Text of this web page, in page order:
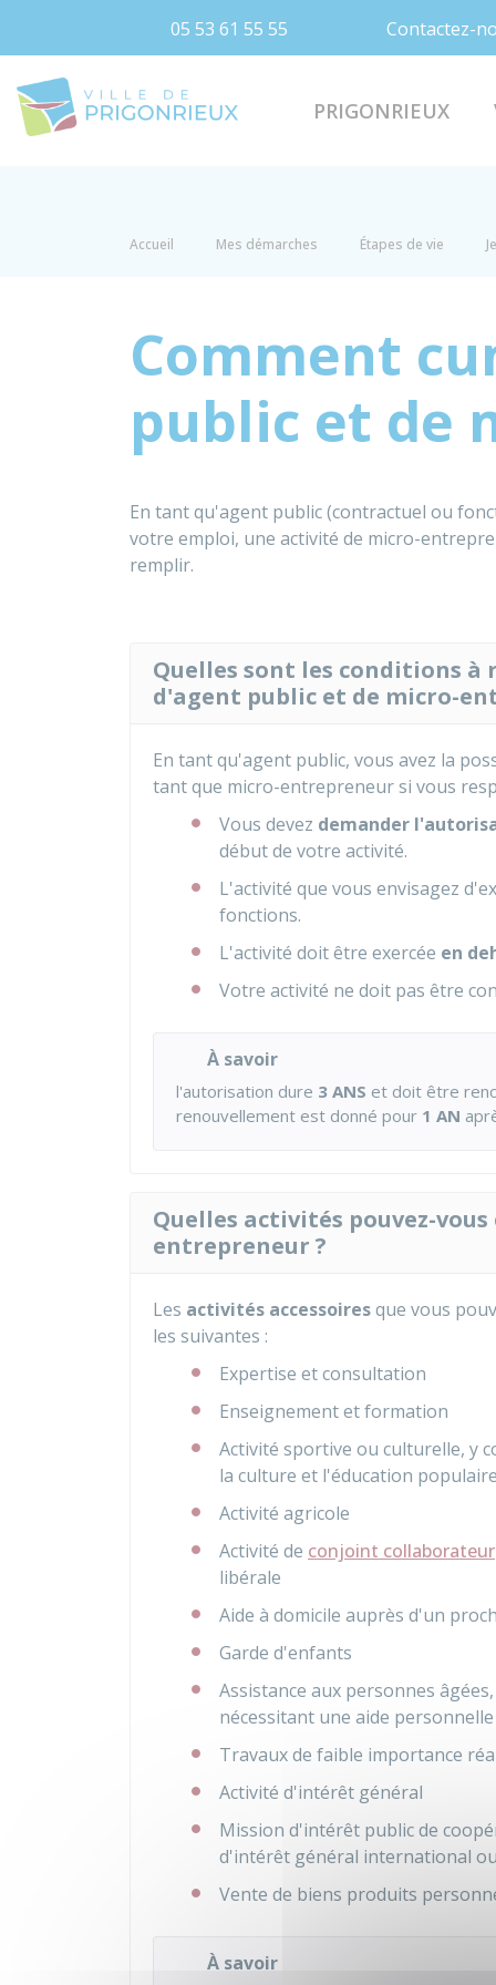
05 53 61 55 55 Contactez-
PRIGONRIEUX
Accueil Mes démarches Étapes de vie
Comment
public et de
En tant qu'agent public (contractuel ou
votre emploi, une activité de micro-
remplir.
Quelles sont les conditions
d'agent public et de micro-
En tant qu'agent public, vous avez la
tant que micro-entrepreneur si vous
Vous devez demander
début de votre activité.
L'activité que vous envisagez
fonctions.
L'activité doit être exercée en
Votre activité ne doit pas être
À savoir
l'autorisation dure 3 ANS et doit être
renouvellement est donné pour 1 AN
Quelles activités pouvez-
entrepreneur ?
Les activités accessoiresque vous
les suivantes :
Expertise et consultation
Enseignement et formation
Activité sportive ou culturelle, y
la culture et l'éducation populaire
Activité agricole
Activité de conjoint collaborateur
libérale
Aide à domicile auprès d'un
Garde d'enfants
Assistance aux personnes
nécessitant une aide
Travaux de faible importance
Activité d'intérêt général
Mission d'intérêt public de
d'intérêt général international
Vente de biens produits
À savoir